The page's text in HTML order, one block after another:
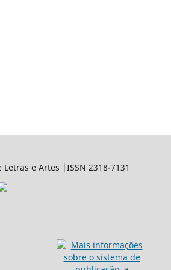
Letras e Artes |ISSN 2318-7131